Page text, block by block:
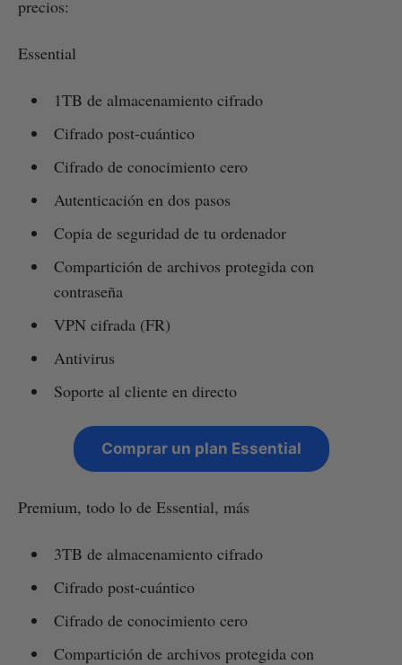
precios:
Essential
1TB de almacenamiento cifrado
Cifrado post-cuántico
Cifrado de conocimiento cero
Autenticación en dos pasos
Copia de seguridad de tu ordenador
Compartición de archivos protegida con
contraseña
VPN cifrada (FR)
Antivirus
Soporte al cliente en directo
Comprar un plan Essential
Premium, todo lo de Essential, más
3TB de almacenamiento cifrado
Cifrado post-cuántico
Cifrado de conocimiento cero
Compartición de archivos protegida con